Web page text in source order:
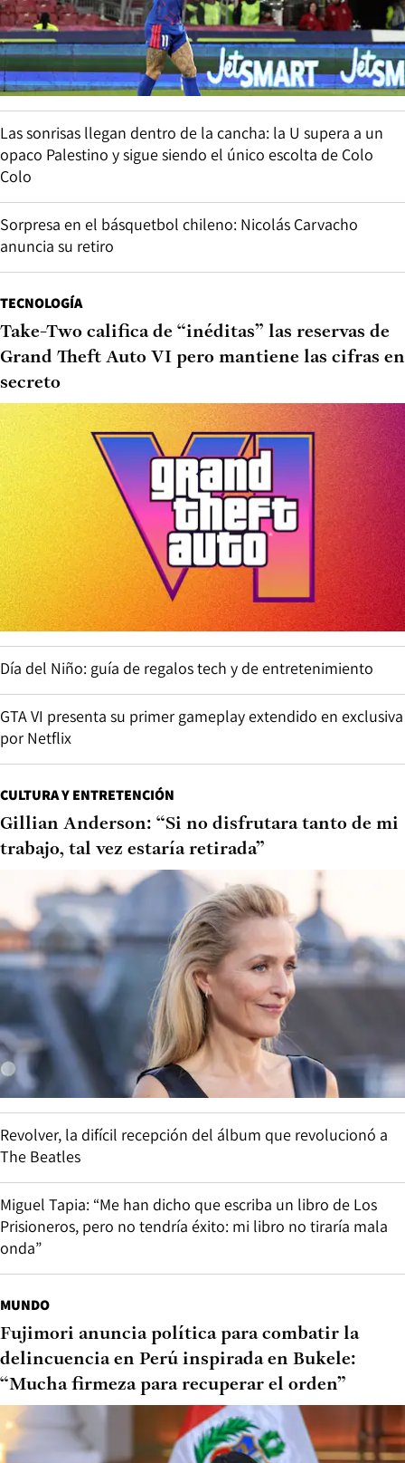
Las sonrisas llegan dentro de la cancha: la U supera a un
opaco Palestino y sigue siendo el único escolta de Colo
Colo
Sorpresa en el básquetbol chileno: Nicolás Carvacho
anuncia su retiro
TECNOLOGÍA
Take-Two califica de “inéditas” las reservas de
Grand Theft Auto VI pero mantiene las cifras en
secreto
Día del Niño: guía de regalos tech y de entretenimiento
GTA VI presenta su primer gameplay extendido en exclusiva
por Netflix
CULTURA Y ENTRETENCIÓN
Gillian Anderson: “Si no disfrutara tanto de mi
trabajo, tal vez estaría retirada”
Revolver, la difícil recepción del álbum que revolucionó a
The Beatles
Miguel Tapia: “Me han dicho que escriba un libro de Los
Prisioneros, pero no tendría éxito: mi libro no tiraría mala
onda”
MUNDO
Fujimori anuncia política para combatir la
delincuencia en Perú inspirada en Bukele:
“Mucha firmeza para recuperar el orden”